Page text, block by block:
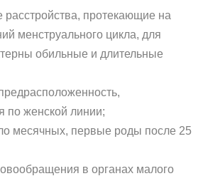
расстройства, протекающие на
менструального цикла, для
обильные и длительные
по женской линии;
месячных, первые роды после 25
в органах малого